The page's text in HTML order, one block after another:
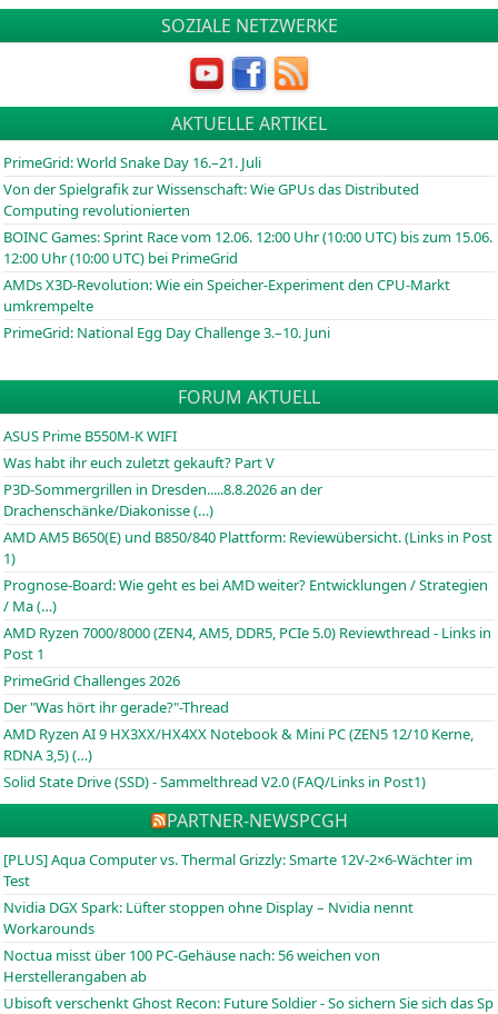
SOZIALE NETZWERKE
AKTUELLE ARTIKEL
PrimeGrid: World Snake Day 16.–21. Juli
Von der Spielgrafik zur Wissenschaft: Wie GPUs das Distributed
Computing revolutionierten
BOINCGames: Sprint Race vom 12.06. 12:00 Uhr (10:00 UTC) bis zum 15.06.
12:00 Uhr (10:00 UTC) bei PrimeGrid
AMDs X3D-Revolution: Wie ein Speicher-Experiment den CPU-Markt
umkrempelte
PrimeGrid: National Egg Day Challenge 3.–10. Juni
FORUM AKTUELL
ASUS Prime B550M-K WIFI
Was habt ihr euch zuletzt gekauft? Part V
P3D-Sommergrillen in Dresden.....8.8.2026 an der
Drachenschänke/Diakonisse (…)
AMD AM5 B650(E) und B850/840 Plattform: Reviewübersicht. (Links in Post
1)
Prognose-Board: Wie geht es bei AMD weiter? Entwicklungen / Strategien
/ Ma (…)
AMD Ryzen 7000/8000 (ZEN4, AM5, DDR5, PCIe 5.0) Reviewthread - Links in
Post 1
PrimeGrid Challenges 2026
Der "Was hört ihr gerade?"-Thread
AMD Ryzen AI 9 HX3XX/HX4XX Notebook & Mini PC (ZEN5 12/10 Kerne,
RDNA 3,5) (…)
Solid State Drive (SSD) - Sammelthread V2.0 (FAQ/Links in Post1)
PARTNER-NEWSPCGH
[PLUS] Aqua Computer vs. Thermal Grizzly: Smarte 12V-2×6-Wächter im
Test
Nvidia DGX Spark: Lüfter stoppen ohne Display – Nvidia nennt
Workarounds
Noctua misst über 100 PC-Gehäuse nach: 56 weichen von
Herstellerangaben ab
Ubisoft verschenkt Ghost Recon: Future Soldier - So sichern Sie sich das Sp